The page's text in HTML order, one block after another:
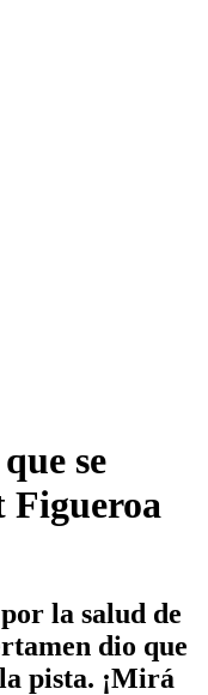
se
Figueroa
la salud de
dio que
pista. ¡Mirá